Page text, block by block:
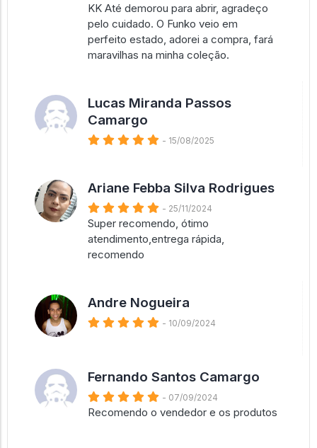
KK Até demorou para abrir, agradeço
pelo cuidado. O Funko veio em
perfeito estado, adorei a compra, fará
maravilhas na minha coleção.
Lucas Miranda Passos
Camargo
- 15/08/2025
Ariane Febba Silva Rodrigues
- 25/11/2024
Super recomendo, ótimo
atendimento,entrega rápida,
recomendo
Andre Nogueira
- 10/09/2024
Fernando Santos Camargo
- 07/09/2024
Recomendo o vendedor e os produtos